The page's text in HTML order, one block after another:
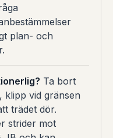
plan- och
Ta bort
klipp vid gränsen
trädet dör.
strider mot